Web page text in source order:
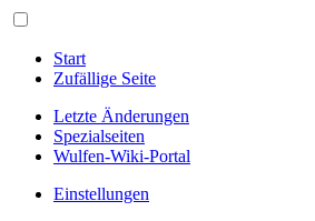
Start
Zufällige Seite
Letzte Änderungen
Spezialseiten
Wulfen-Wiki-Portal
Einstellungen